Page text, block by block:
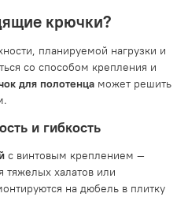
крючки?
планируемой нагрузки и
со способом крепления и
для полотенца может решить
и гибкость
с винтовым креплением —
халатов или
на дюбель в плитку